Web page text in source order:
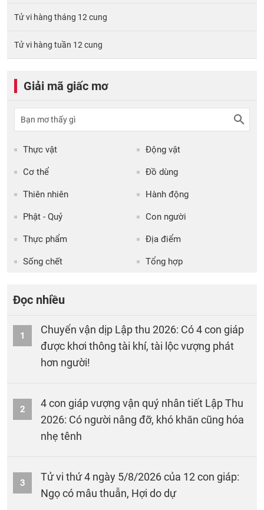
Tử vi hàng tháng 12 cung
Tử vi hàng tuần 12 cung
Giải mã giấc mơ
Thực vật Động vật
Cơ thể Đồ dùng
Thiên nhiên Hành động
Phật - Quỷ Con người
Thực phẩm Địa điểm
Sống chết Tổng hợp
Đọc nhiều
1
Chuyển vận dịp Lập thu 2026: Có 4 con giáp
được khơi thông tài khí, tài lộc vượng phát
hơn người!
2
4 con giáp vượng vận quý nhân tiết Lập Thu
2026: Có người nâng đỡ, khó khăn cũng hóa
nhẹ tênh
3
Tử vi thứ 4 ngày 5/8/2026 của 12 con giáp:
Ngọ có mâu thuẫn, Hợi do dự